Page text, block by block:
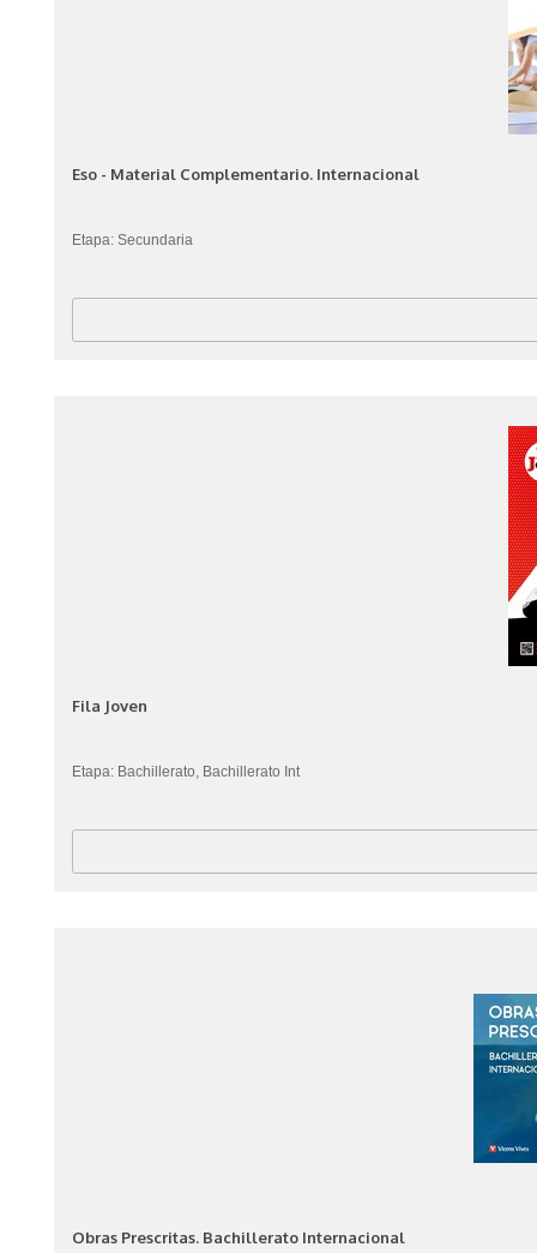
Eso - Material Complementario. Internacional
Etapa: Secundaria
Fila Joven
Etapa: Bachillerato, Bachillerato Int
Obras Prescritas. Bachillerato Internacional